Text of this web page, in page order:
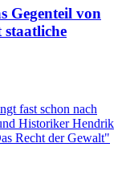
Gegenteil von
staatliche
fast schon nach
Historiker Hendrik
Recht der Gewalt"